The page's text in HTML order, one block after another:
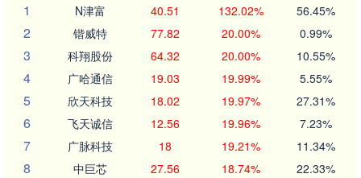
1
N津富 40.51 132.02% 56.45%
2 锴威特 77.82 20.00% 0.99%
3 科翔股份 64.32 20.00% 10.55%
4 广哈通信 19.03 19.99% 5.55%
5 欣天科技 18.02 19.97% 27.31%
6 飞天诚信 12.56 19.96% 7.23%
7 广脉科技 18 19.21% 11.34%
8 中巨芯 27.56 18.74% 22.33%